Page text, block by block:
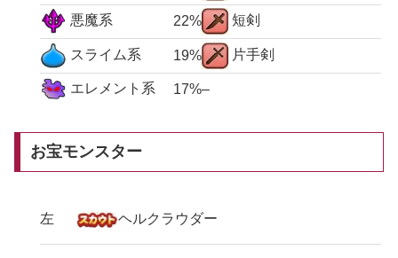
悪魔系 22% 短剣
スライム系 19% 片手剣
エレメント系 17%–
お宝モンスター
左 ヘルクラウダー